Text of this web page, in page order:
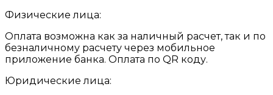
Физические лица:
Оплата возможна как за наличный расчет, так и по
безналичному расчету через мобильное
приложение банка. Оплата по QR коду.
Юридические лица: